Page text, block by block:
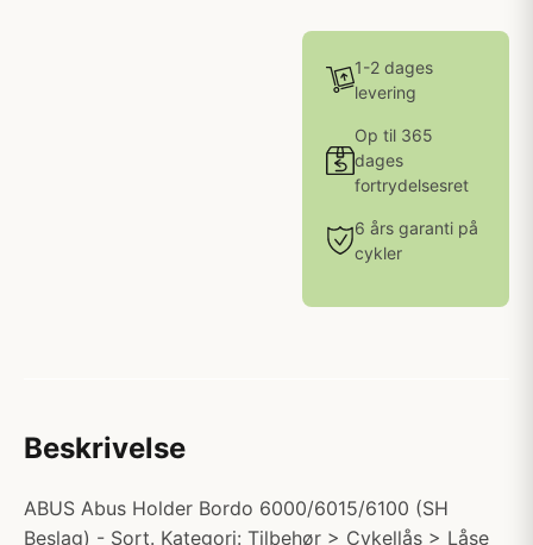
1-2 dages
levering
Op til 365
dages
fortrydelsesret
6 års garanti på
cykler
Beskrivelse
ABUS Abus Holder Bordo 6000/6015/6100 (SH
Beslag) - Sort. Kategori: Tilbehør > Cykellås > Låse